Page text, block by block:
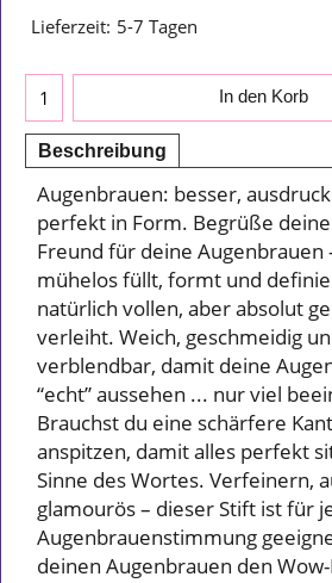
Lieferzeit: 5-7 Tagen
In den Korb
Beschreibung
Augenbrauen: besser,
perfekt in Form. Begrüße
Freund für deine Augenbrauen
mühelos füllt, formt und
natürlich vollen, aber absolut
verleiht. Weich, geschmeidig
verblendbar, damit deine
“echt” aussehen ... nur viel
Brauchst du eine schärfere
anspitzen, damit alles perfekt
Sinne des Wortes. Verfeinern,
glamourös – dieser Stift ist für
Augenbrauenstimmung
deinen Augenbrauen den